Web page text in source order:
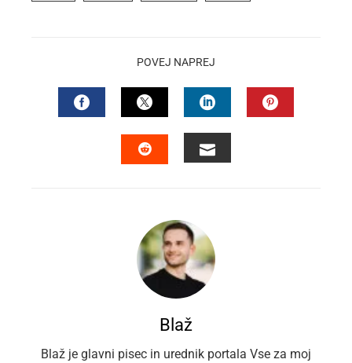
POVEJ NAPREJ
FACEBOOKTWITTERLINKEDIN
Blaž
Blaž je glavni pisec in urednik portala Vse za moj